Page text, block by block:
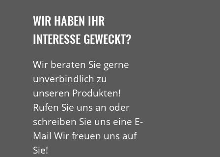
WIR HABEN IHR
INTERESSE GEWECKT?
Wir beraten Sie gerne
unverbindlich zu
unseren Produkten!
Rufen Sie uns an oder
schreiben Sie uns eine E-
Mail Wir freuen uns auf
Sie!